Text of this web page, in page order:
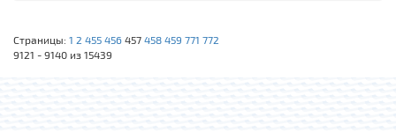
Страницы: 1 2 455 456 457 458 459 771 772
9121 - 9140 из 15439